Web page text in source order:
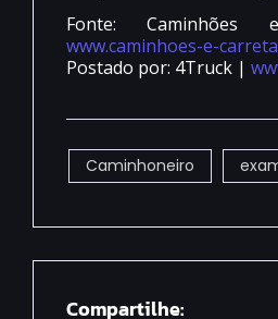
Fonte:
www.caminhoes-e-
Postado por: 4Truck |
Caminhoneiro
Compartilhe: